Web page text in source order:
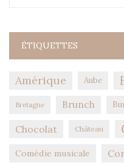
ÉTIQUETTES
Amérique Aube
Bretagne Brunch
Chocolat Château
Comédie musicale